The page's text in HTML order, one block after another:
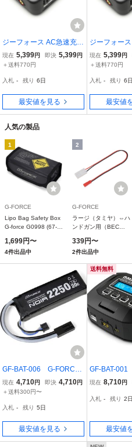
ジーフォース AC急速充電
器 G4 マルチチャージャ
ー LiPo LiHV LiFe NiMH
現在 5,399円 即決 5,399円
＋送料770円
入札 - 残り 6日
最安値を見る
ジーフォー
器 G4 マル
ー LiPo LiHV
現在 5,399円
＋送料770円
入札 - 残り 6日
最安値
人気の製品
1
G-FORCE
Lipo Bag Safety Box
G-force G0998 (67-
1,699円〜
4件出品中
2
G-FORCE
ラージ（タミヤ）⇔ハ
ンドガン用（BEC）
339円〜
2件出品中
GF-BAT-006 G-FORCE
Noir LiPo 7.4V 2250mAh
ミニS互換サイズ
現在 4,710円 即決 4,710円
＋送料300円〜
入札 - 残り 5日
最安値を見る
送料無料
GF-BAT-
GMA465 AC
現在 8,710円
入札 - 残り 2日
最安値